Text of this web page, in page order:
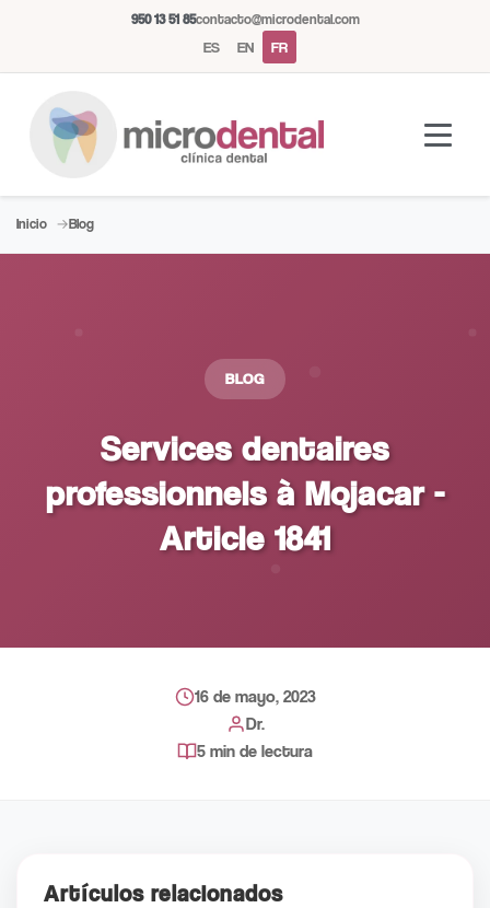
950 13 51 85contacto@microdental.com
ES EN FR
Inicio Blog
BLOG
Services dentaires
professionnels à Mojacar -
Article 1841
16 de mayo, 2023
Dr.
5 min de lectura
Artículos relacionados
M
Assistant Microdental